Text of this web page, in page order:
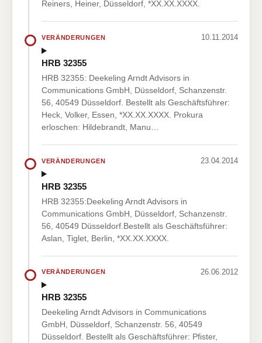
Reiners, Heiner, Düsseldorf, *XX.XX.XXXX.
VERÄNDERUNGEN 10.11.2014
HRB 32355
HRB 32355: Deekeling Arndt Advisors in
Communications GmbH, Düsseldorf, Schanzenstr.
56, 40549 Düsseldorf. Bestellt als Geschäftsführer:
Heck, Volker, Essen, *XX.XX.XXXX. Prokura
erloschen: Hildebrandt, Manu…
VERÄNDERUNGEN 23.04.2014
HRB 32355
HRB 32355:Deekeling Arndt Advisors in
Communications GmbH, Düsseldorf, Schanzenstr.
56, 40549 Düsseldorf.Bestellt als Geschäftsführer:
Aslan, Tiglet, Berlin, *XX.XX.XXXX.
VERÄNDERUNGEN 26.06.2012
HRB 32355
Deekeling Arndt Advisors in Communications
GmbH, Düsseldorf, Schanzenstr. 56, 40549
Düsseldorf. Bestellt als Geschäftsführer: Pfister,